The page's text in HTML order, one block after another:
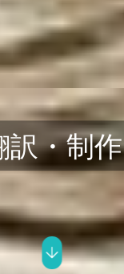
訳・制作